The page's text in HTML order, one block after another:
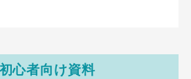
心者向け資料